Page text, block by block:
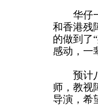
华仔一
和香港残
的做到了
感动，一
预计八
师，教视
导演，希